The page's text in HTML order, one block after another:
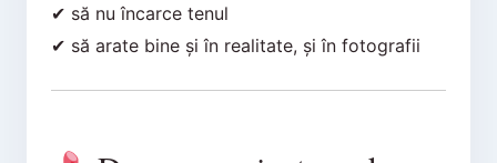
✔ să nu încarce tenul
✔ să arate bine și în realitate, și în fotografii